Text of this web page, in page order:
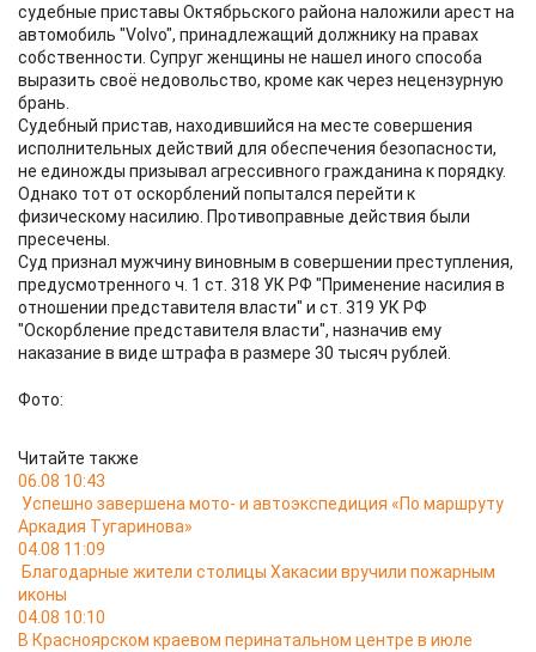
судебные приставы Октябрьского района наложили арест на
автомобиль "Volvo", принадлежащий должнику на правах
собственности. Супруг женщины не нашел иного способа
выразить своё недовольство, кроме как через нецензурную
брань.
Судебный пристав, находившийся на месте совершения
исполнительных действий для обеспечения безопасности,
не единожды призывал агрессивного гражданина к порядку.
Однако тот от оскорблений попытался перейти к
физическому насилию. Противоправные действия были
пресечены.
Суд признал мужчину виновным в совершении преступления,
предусмотренного ч. 1 ст. 318 УК РФ "Применение насилия в
отношении представителя власти" и ст. 319 УК РФ
"Оскорбление представителя власти", назначив ему
наказание в виде штрафа в размере 30 тысяч рублей.
Фото:
Читайте также
06.08 10:43
Успешно завершена мото- и автоэкспедиция «По маршруту
Аркадия Тугаринова»
04.08 11:09
Благодарные жители столицы Хакасии вручили пожарным
иконы
04.08 10:10
В Красноярском краевом перинатальном центре в июле